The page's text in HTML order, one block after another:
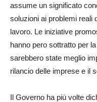
assume un significato
soluzioni ai problemi reali
lavoro. Le iniziative
hanno pero sottratto per
sarebbero state meglio
rilancio delle imprese e il
Il Governo ha più volte